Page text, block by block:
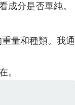
成分是否單純。
量和種類。我通
。